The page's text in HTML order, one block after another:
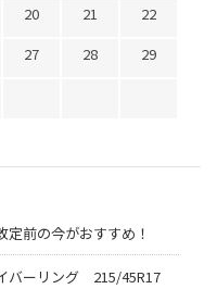
20 21
22
27 28
29
前の今がおすすめ！
ーリング 215/45R17